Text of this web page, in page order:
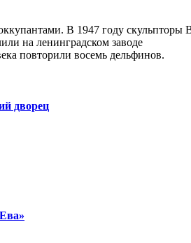
В 1947 году скульпторы
на ленинградском заводе
повторили восемь дельфинов.
дворец